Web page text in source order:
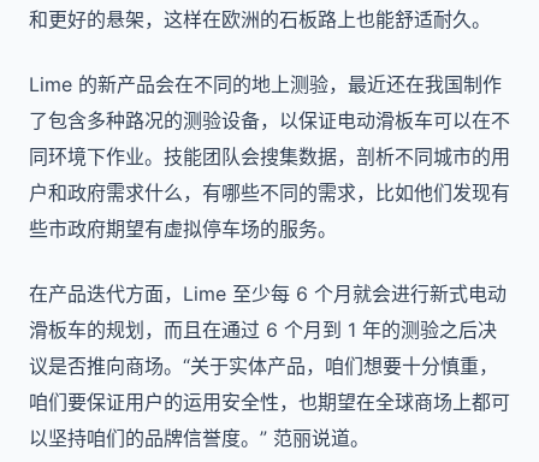
和更好的悬架，这样在欧洲的石板路上也能舒适耐久。
Lime 的新产品会在不同的地上测验，最近还在我国制作
了包含多种路况的测验设备，以保证电动滑板车可以在不
同环境下作业。技能团队会搜集数据，剖析不同城市的用
户和政府需求什么，有哪些不同的需求，比如他们发现有
些市政府期望有虚拟停车场的服务。
在产品迭代方面，Lime 至少每 6 个月就会进行新式电动
滑板车的规划，而且在通过 6 个月到 1 年的测验之后决
议是否推向商场。“关于实体产品，咱们想要十分慎重，
咱们要保证用户的运用安全性，也期望在全球商场上都可
以坚持咱们的品牌信誉度。” 范丽说道。